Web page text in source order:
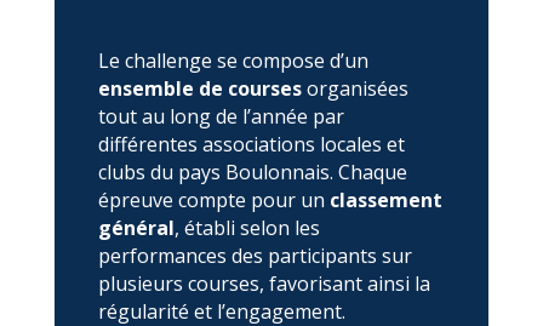
Le challenge se compose d’un
ensemble de coursesorganisées
tout au long de l’année par
différentes associations locales et
clubs du pays Boulonnais. Chaque
épreuve compte pour un classement
général, établi selon les
performances des participants sur
plusieurs courses, favorisant ainsi la
régularité et l’engagement.